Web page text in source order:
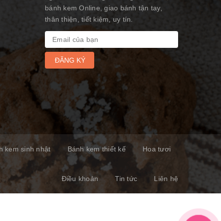
bánh kem Online, giao bánh tận tay,
thân thiện, tiết kiệm, uy tín.
ĐĂNG KÝ
kem sinh nhật Bánh kem thiết kế Hoa tươi
Điều khoản Tin tức Liên hệ